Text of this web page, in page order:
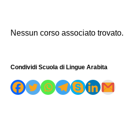
Nessun corso associato trovato.
Condividi Scuola di Lingue Arabita